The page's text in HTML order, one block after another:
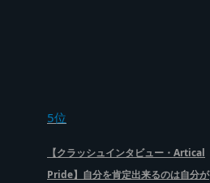
5位
【クラッシュインタビュー・Artical
Pride】自分を肯定出来るのは自分が